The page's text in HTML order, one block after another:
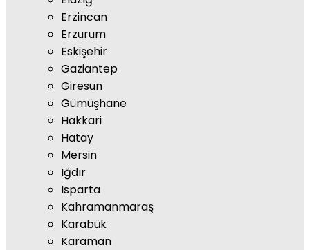
Erzincan
Erzurum
Eskişehir
Gaziantep
Giresun
Gümüşhane
Hakkari
Hatay
Mersin
Iğdır
Isparta
Kahramanmaraş
Karabük
Karaman